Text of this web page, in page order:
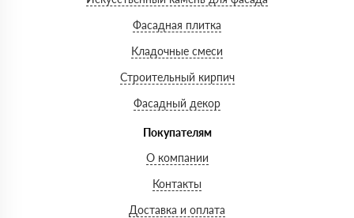
Фасадная плитка
Кладочные смеси
Строительный кирпич
Фасадный декор
Покупателям
О компании
Контакты
Доставка и оплата